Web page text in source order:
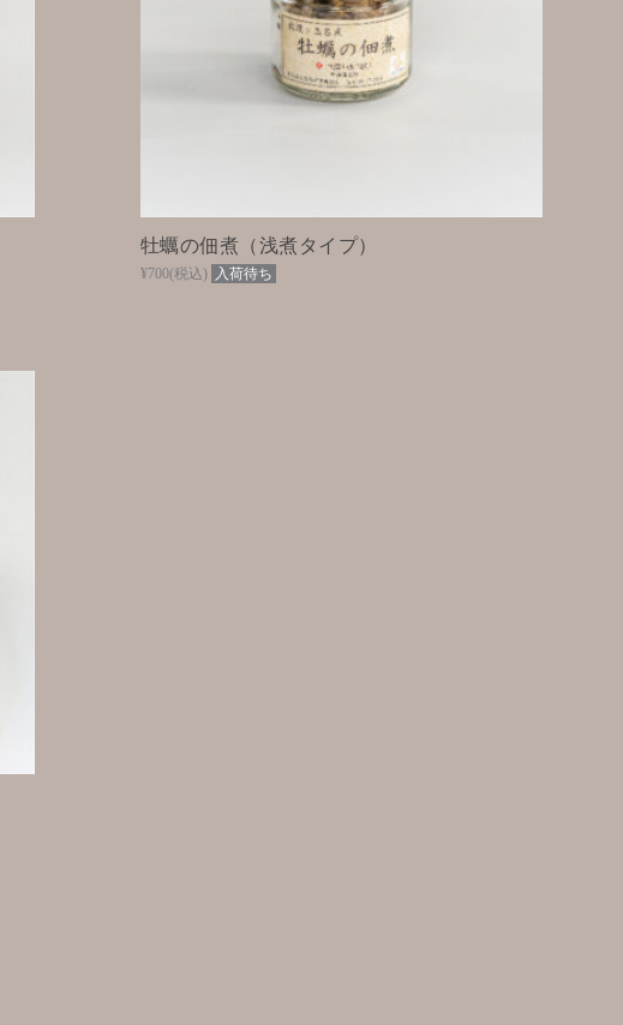
牡蠣の佃煮（浅煮タイプ）
¥700(税込) 入荷待ち